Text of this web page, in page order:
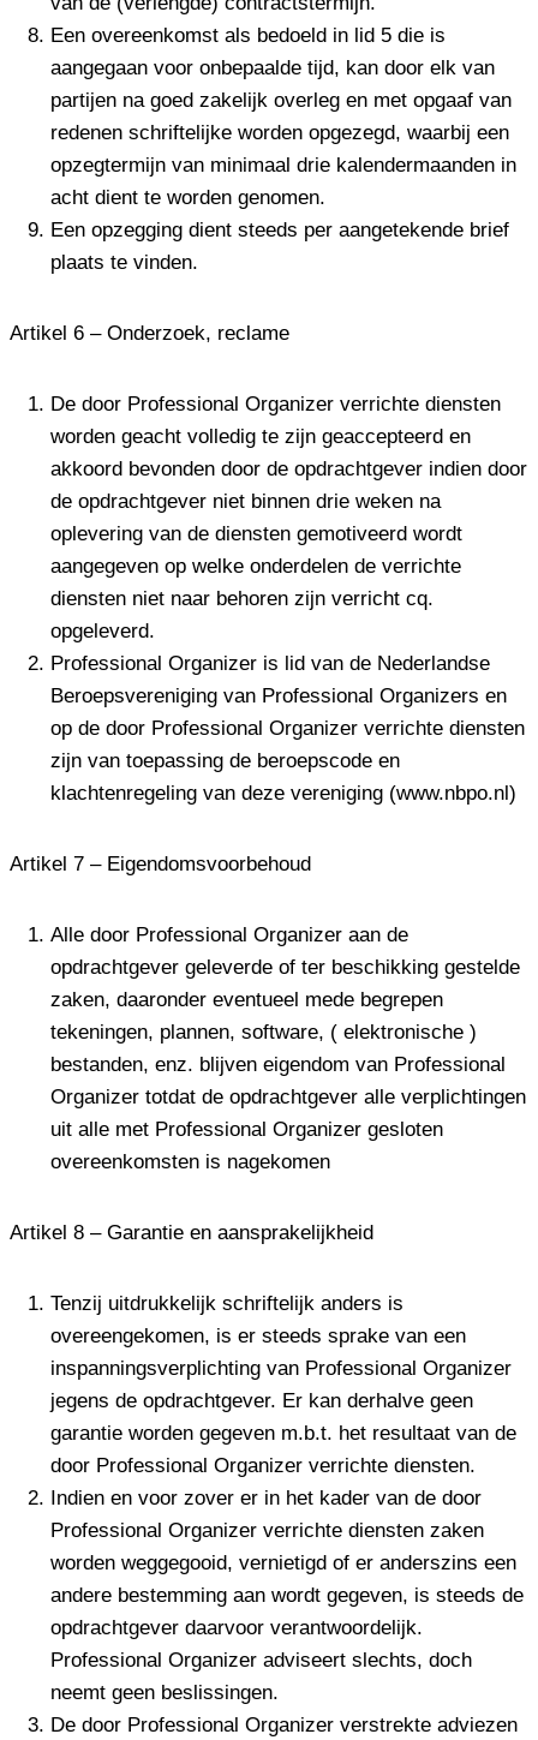
Een overeenkomst als bedoeld in lid 5 die is
aangegaan voor onbepaalde tijd, kan door elk van
partijen na goed zakelijk overleg en met opgaaf van
redenen schriftelijke worden opgezegd, waarbij een
opzegtermijn van minimaal drie kalendermaanden in
acht dient te worden genomen.
Een opzegging dient steeds per aangetekende brief
plaats te vinden.
Artikel 6 – Onderzoek, reclame
De door Professional Organizer verrichte diensten
worden geacht volledig te zijn geaccepteerd en
akkoord bevonden door de opdrachtgever indien door
de opdrachtgever niet binnen drie weken na
oplevering van de diensten gemotiveerd wordt
aangegeven op welke onderdelen de verrichte
diensten niet naar behoren zijn verricht cq.
opgeleverd.
Professional Organizer is lid van de Nederlandse
Beroepsvereniging van Professional Organizers en
op de door Professional Organizer verrichte diensten
zijn van toepassing de beroepscode en
klachtenregeling van deze vereniging (www.nbpo.nl)
Artikel 7 – Eigendomsvoorbehoud
Alle door Professional Organizer aan de
opdrachtgever geleverde of ter beschikking gestelde
zaken, daaronder eventueel mede begrepen
tekeningen, plannen, software, ( elektronische )
bestanden, enz. blijven eigendom van Professional
Organizer totdat de opdrachtgever alle verplichtingen
uit alle met Professional Organizer gesloten
overeenkomsten is nagekomen
Artikel 8 – Garantie en aansprakelijkheid
Tenzij uitdrukkelijk schriftelijk anders is
overeengekomen, is er steeds sprake van een
inspanningsverplichting van Professional Organizer
jegens de opdrachtgever. Er kan derhalve geen
garantie worden gegeven m.b.t. het resultaat van de
door Professional Organizer verrichte diensten.
Indien en voor zover er in het kader van de door
Professional Organizer verrichte diensten zaken
worden weggegooid, vernietigd of er anderszins een
andere bestemming aan wordt gegeven, is steeds de
opdrachtgever daarvoor verantwoordelijk.
Professional Organizer adviseert slechts, doch
neemt geen beslissingen.
De door Professional Organizer verstrekte adviezen